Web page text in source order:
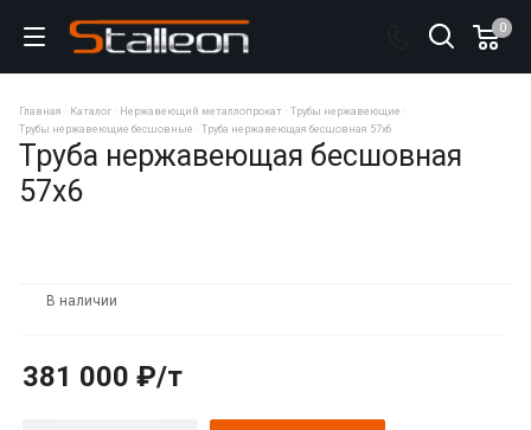
0
Главная Каталог Нержавеющий металлопрокат
Трубы нержавеющие
Трубы нержавеющие бесшовные
Труба нержавеющая бесшовная 57х6
Труба нержавеющая бесшовная
57х6
В наличии
381 000 ₽/т